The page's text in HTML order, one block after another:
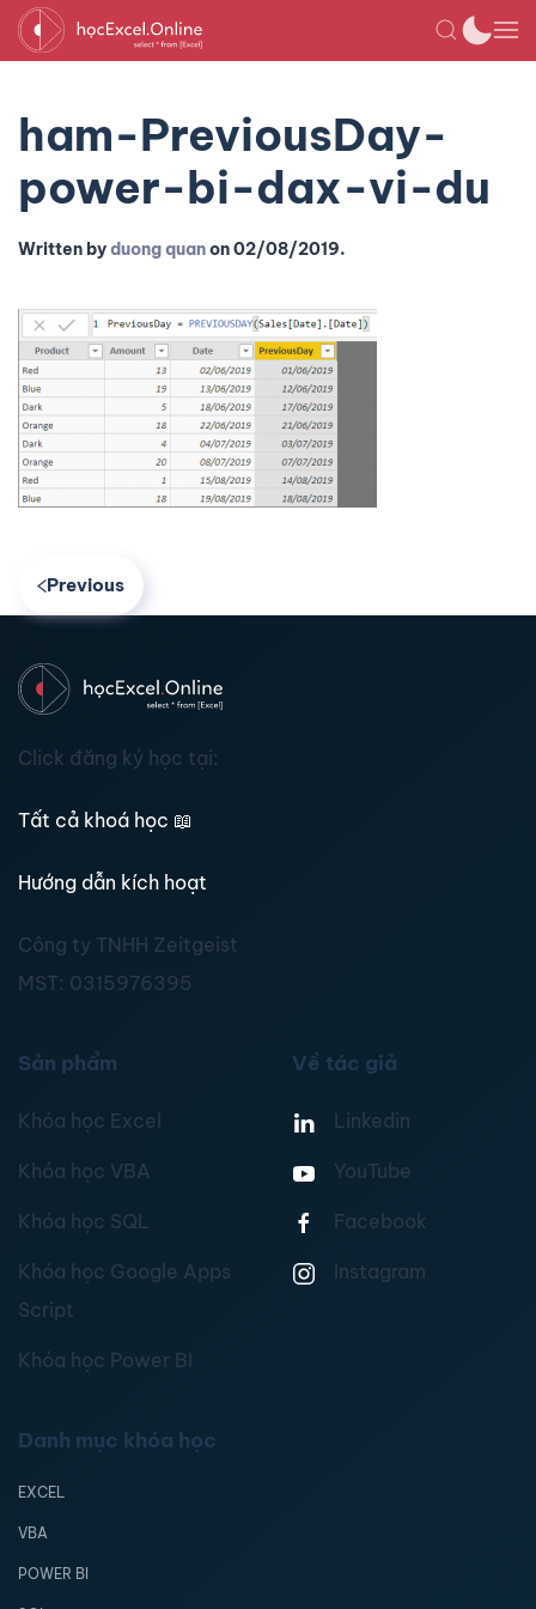
ham-PreviousDay-
power-bi-dax-vi-du
Written byduong quanon02/08/2019.
Previous
Click đăng ký học tại:
Tất cả khoá học 📖
Hướng dẫn kích hoạt
Công ty TNHH Zeitgeist
MST: 0315976395
Sản phẩm
Khóa học Excel
Khóa học VBA
Khóa học SQL
Khóa học Google Apps
Script
Khóa học Power BI
Về tác giả
Linkedin
YouTube
Facebook
Instagram
Danh mục khóa học
EXCEL
VBA
POWER BI